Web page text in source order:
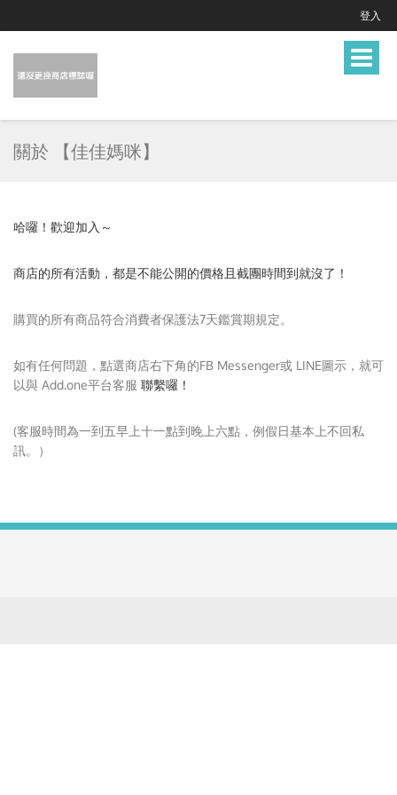
登入
Toggle
關於 【佳佳媽咪】
哈囉！歡迎加入～
商店的所有活動，都是不能公開的價格且截團時間到就沒了！
購買的所有商品符合消費者保護法7天鑑賞期規定。
如有任何問題，點選商店右下角的FB Messenger或 LINE圖示，就可
以與 Add.one平台客服 聯繫囉！
(客服時間為一到五早上十一點到晚上六點，例假日基本上不回私
訊。）